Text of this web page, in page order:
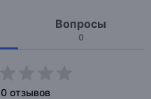
Вопросы
0
0 отзывов